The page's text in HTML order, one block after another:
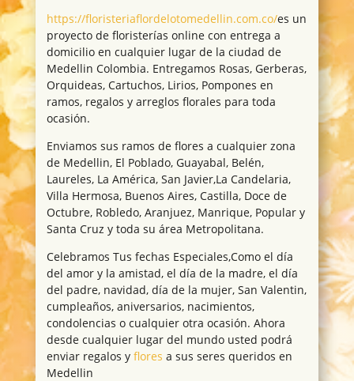
https://floristeriaflordelotomedellin.com.co/es un
proyecto de floristerías online con entrega a
domicilio en cualquier lugar de la ciudad de
Medellin Colombia. Entregamos Rosas, Gerberas,
Orquideas, Cartuchos, Lirios, Pompones en
ramos, regalos y arreglos florales para toda
ocasión.
Enviamos sus ramos de flores a cualquier zona
de Medellin, El Poblado, Guayabal, Belén,
Laureles, La América, San Javier,La Candelaria,
Villa Hermosa, Buenos Aires, Castilla, Doce de
Octubre, Robledo, Aranjuez, Manrique, Popular y
Santa Cruz y toda su área Metropolitana.
Celebramos Tus fechas Especiales,Como el día
del amor y la amistad, el día de la madre, el día
del padre, navidad, día de la mujer, San Valentin,
cumpleaños, aniversarios, nacimientos,
condolencias o cualquier otra ocasión. Ahora
desde cualquier lugar del mundo usted podrá
enviar regalos y flores a sus seres queridos en
Medellin